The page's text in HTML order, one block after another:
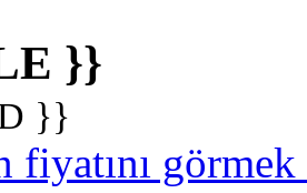
}}
}}
fiyatını